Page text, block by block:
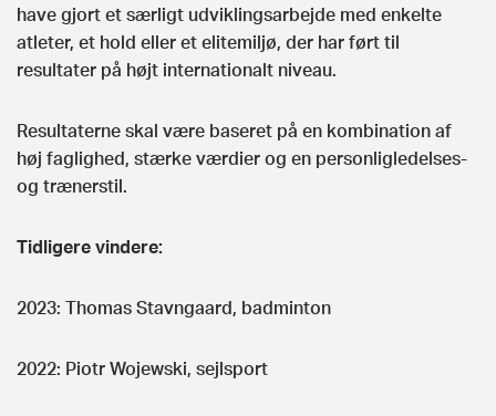
have gjort et særligt udviklingsarbejde med enkelte
atleter, et hold eller et elitemiljø, der har ført til
resultater på højt internationalt niveau.
Resultaterne skal være baseret på en kombination af
høj faglighed, stærke værdier og en personligledelses-
og trænerstil.
Tidligere vindere:
2023: Thomas Stavngaard, badminton
2022: Piotr Wojewski, sejlsport